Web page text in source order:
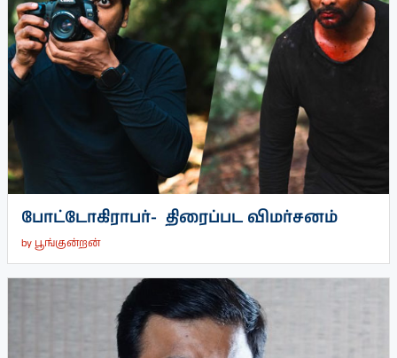
போட்டோகிராபர்- ‌ திரைப்பட விமர்சனம்
by பூங்குன்றன்